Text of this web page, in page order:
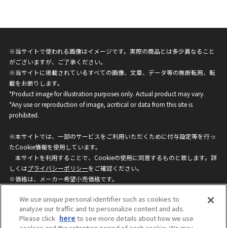
※当サイトで使われる画像はイメージです。実際の商品とは多少異なること
がございますが、ご了承ください。
※当サイトに掲載されているすべての画像、文章、データ等の無断転用、転
載をお断りします。
*Product image for illustration purposes only. Actual product may vary.
*Any use or reproduction of image, acritical or data from this site is
prohibited.
※本サイトでは、一部のサービスをご利用いただくために付与設定等を行っ
たCookie情報を使用しています。
本サイトを利用することで、Cookieの使用に同意するものと致します。詳
しくはプライバシーポリシーをご確認ください。
※価格は、メーカー希望小売価格です。
ざいますのでご了承ください。
We use unique personal identifier such as cookies to
analyze our traffic and to personalize content and ads.
Please click here to see more details about how we use